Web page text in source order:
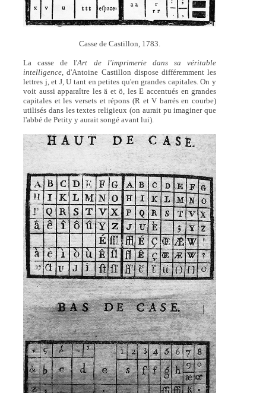
Casse de Castillon, 1783.
La casse de l'Art de l'imprimerie dans sa véritable
intelligence, d'Antoine Castillon dispose différemment les
lettres j, et J, U tant en petites qu'en grandes capitales. On y
voit aussi apparaître les ä et ö, les E accentués en grandes
capitales et les versets et répons (R et V barrés en courbe)
utilisés dans les textes religieux (on aurait pu imaginer que
l'abbé de Petity y aurait songé avant lui).